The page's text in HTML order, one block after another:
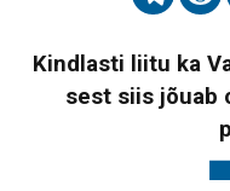
Kindlasti liitu ka
sest siis jõuab